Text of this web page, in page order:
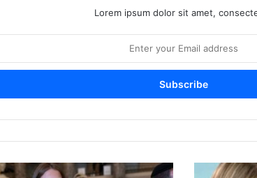
Lorem ipsum dolor sit amet,